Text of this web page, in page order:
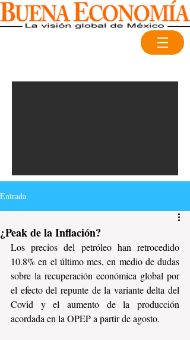
Entrada
¿Peak de la Inflación?
Los precios del petróleo han retrocedido
10.8% en el último mes, en medio de dudas
sobre la recuperación económica global por
el efecto del repunte de la variante delta del
Covid y el aumento de la producción
acordada en la OPEP a partir de agosto.